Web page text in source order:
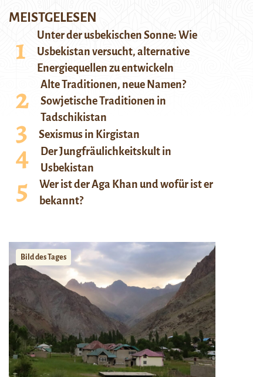
MEISTGELESEN
Unter der usbekischen Sonne: Wie
Usbekistan versucht, alternative
Energiequellen zu entwickeln
Alte Traditionen, neue Namen?
Sowjetische Traditionen in
Tadschikistan
Sexismus in Kirgistan
Der Jungfräulichkeitskult in
Usbekistan
Wer ist der Aga Khan und wofür ist er
bekannt?
Bild des Tages